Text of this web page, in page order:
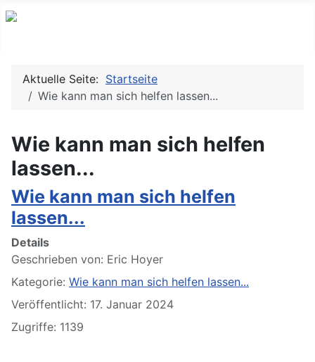
Aktuelle Seite: Startseite
Wie kann man sich helfen lassen...
Wie kann man sich helfen
lassen...
Wie kann man sich helfen
lassen...
Details
Geschrieben von: Eric Hoyer
Kategorie: Wie kann man sich helfen lassen...
Veröffentlicht: 17. Januar 2024
Zugriffe: 1139